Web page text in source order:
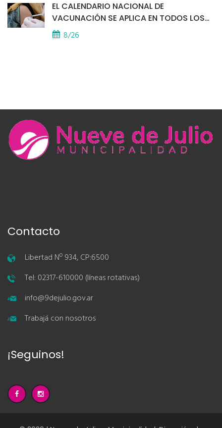
EL CALENDARIO NACIONAL DE
VACUNACIÓN SE APLICA EN TODOS LOS
CAPS
8/26
Contacto
Libertad Nº 934, CP:6500
Tel: 02317-610000 (líneas rotativas)
info@9dejulio.gov.ar
Trabajá con nosotros
¡Seguinos!